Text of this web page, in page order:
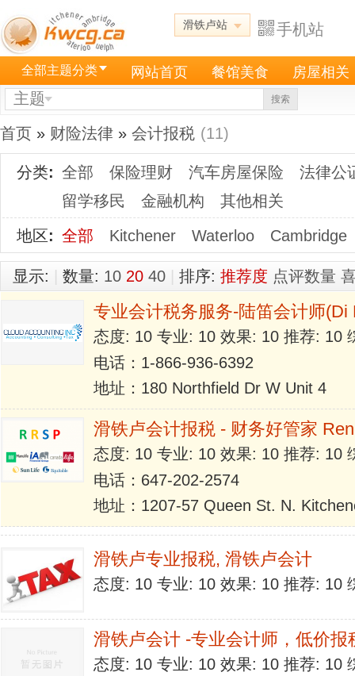
滑铁卢站 手机站
全部主题分类 网站首页 餐馆美食 房屋相关
主题 搜索
首页 » 财险法律 » 会计报税 (11)
分类: 全部 保险理财 汽车房屋保险
法律公
留学移民
金融机构
其他相关
地区: 全部 Kitchener Waterloo Cambridge
显示: 数量: 10 20 40 排序: 推荐度 点评数量
专业会计税务服务-陆笛会计师(Di
态度: 10 专业: 10 效果: 10 推荐: 10
电话：1-866-936-6392
地址：180 Northfield Dr W Unit 4
滑铁卢会计报税 - 财务好管家
态度: 10 专业: 10 效果: 10 推荐: 10
电话：647-202-2574
地址：1207-57 Queen St. N.
滑铁卢专业报税, 滑铁卢会计
态度: 10 专业: 10 效果: 10 推荐: 10
滑铁卢会计 -专业会计师，低价报
态度: 10 专业: 10 效果: 10 推荐: 10